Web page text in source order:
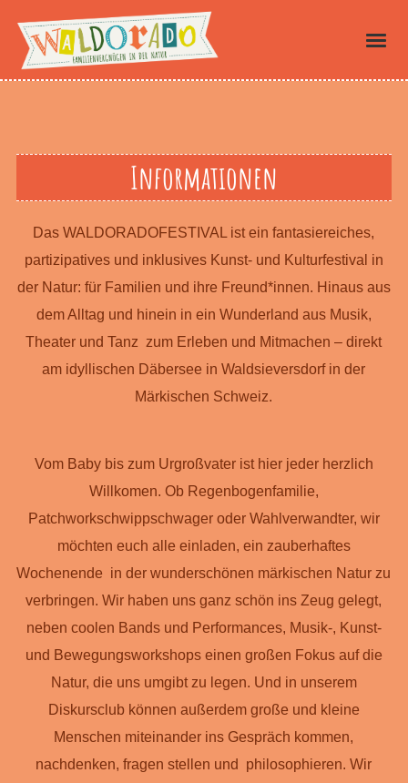
Informationen
Das WALDORADOFESTIVAL ist ein fantasiereiches,
partizipatives und inklusives Kunst- und Kulturfestival in
der Natur: für Familien und ihre Freund*innen. Hinaus aus
dem Alltag und hinein in ein Wunderland aus Musik,
Theater und Tanz zum Erleben und Mitmachen – direkt
am idyllischen Däbersee in Waldsieversdorf in der
Märkischen Schweiz.
Vom Baby bis zum Urgroßvater ist hier jeder herzlich
Willkomen. Ob Regenbogenfamilie,
Patchworkschwippschwager oder Wahlverwandter, wir
möchten euch alle einladen, ein zauberhaftes
Wochenende in der wunderschönen märkischen Natur zu
verbringen. Wir haben uns ganz schön ins Zeug gelegt,
neben coolen Bands und Performances, Musik-, Kunst-
und Bewegungsworkshops einen großen Fokus auf die
Natur, die uns umgibt zu legen. Und in unserem
Diskursclub können außerdem große und kleine
Menschen miteinander ins Gespräch kommen,
nachdenken, fragen stellen und philosophieren. Wir